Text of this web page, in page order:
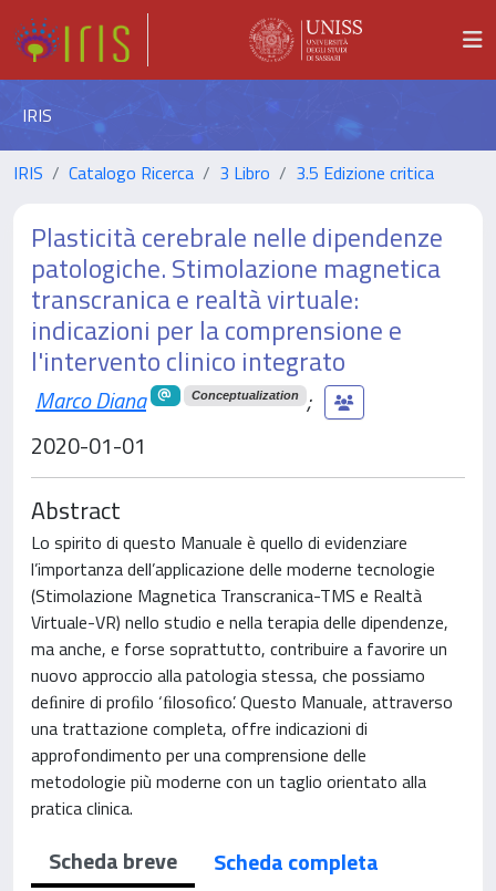
IRIS
IRIS Catalogo Ricerca 3 Libro 3.5 Edizione critica
Plasticità cerebrale nelle dipendenze
patologiche. Stimolazione magnetica
transcranica e realtà virtuale:
indicazioni per la comprensione e
l'intervento clinico integrato
Marco Diana Conceptualization
;
2020-01-01
Abstract
Lo spirito di questo Manuale è quello di evidenziare
l’importanza dell’applicazione delle moderne tecnologie
(Stimolazione Magnetica Transcranica-TMS e Realtà
Virtuale-VR) nello studio e nella terapia delle dipendenze,
ma anche, e forse soprattutto, contribuire a favorire un
nuovo approccio alla patologia stessa, che possiamo
deﬁnire di proﬁlo ‘ﬁlosoﬁco’. Questo Manuale, attraverso
una trattazione completa, offre indicazioni di
approfondimento per una comprensione delle
metodologie più moderne con un taglio orientato alla
pratica clinica.
Scheda breve
Scheda completa